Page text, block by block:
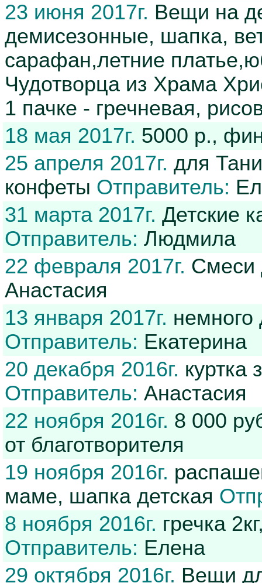
23 июня 2017г. Вещи на
демисезонные, шапка,
сарафан,летние
Чудотворца из Храма
1 пачке - гречневая,
18 мая 2017г. 5000 р.,
25 апреля 2017г. для
конфеты Отправитель:
31 марта 2017г. Детские
Отправитель: Людмила
22 февраля 2017г. Смеси
Анастасия
13 января 2017г.
Отправитель: Екатерина
20 декабря 2016г. куртка
Отправитель: Анастасия
22 ноября 2016г. 8 000
от благотворителя
19 ноября 2016г.
маме, шапка детская
8 ноября 2016г. гречка
Отправитель: Елена
29 октября 2016г. Вещи